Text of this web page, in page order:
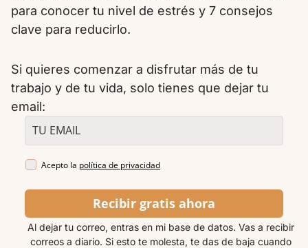
para conocer tu nivel de estrés y 7 consejos
clave para reducirlo.
Si quieres comenzar a disfrutar más de tu
trabajo y de tu vida, solo tienes que dejar tu
email:
Acepto la política de privacidad
Recibir gratis ahora
Al dejar tu correo, entras en mi base de datos. Vas a recibir
correos a diario. Si esto te molesta, te das de baja cuando